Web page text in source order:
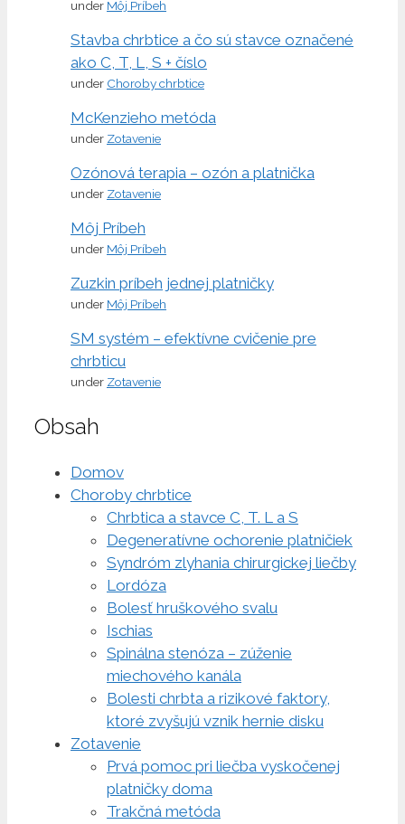
under Môj Príbeh
Stavba chrbtice a čo sú stavce označené
ako C, T, L, S + číslo
under Choroby chrbtice
McKenzieho metóda
under Zotavenie
Ozónová terapia – ozón a platnička
under Zotavenie
Môj Príbeh
under Môj Príbeh
Zuzkin príbeh jednej platničky
under Môj Príbeh
SM systém – efektívne cvičenie pre
chrbticu
under Zotavenie
Obsah
Domov
Choroby chrbtice
Chrbtica a stavce C, T. L a S
Degeneratívne ochorenie platničiek
Syndróm zlyhania chirurgickej liečby
Lordóza
Bolesť hruškového svalu
Ischias
Spinálna stenóza – zúženie
miechového kanála
Bolesti chrbta a rizikové faktory,
ktoré zvyšujú vznik hernie disku
Zotavenie
Prvá pomoc pri liečba vyskočenej
platničky doma
Trakčná metóda